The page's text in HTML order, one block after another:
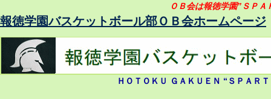
報徳学園バスケットボール部ＯＢ会ホームページ
ＯＢ会は報徳学園”ＳＰ
ＨＯＴＯＫＵ ＧＡＫＵＥＮ “ＳＰＡ